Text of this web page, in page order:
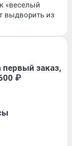
«веселый
выдворить из
первый заказ,
₽